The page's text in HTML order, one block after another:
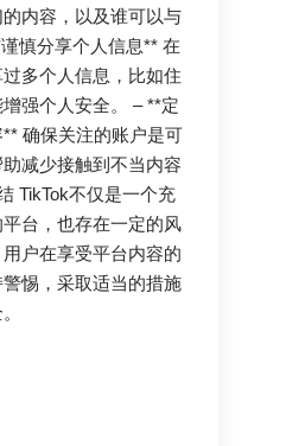
内容，以及谁可以与
慎分享个人信息** 在
多个人信息，比如住
强个人安全。 – **定
确保关注的账户是可
减少接触到不当内容
TikTok不仅是一个充
台，也存在一定的风
户在享受平台内容的
惕，采取适当的措施